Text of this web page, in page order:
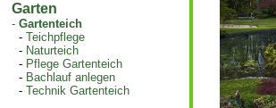
Garten
- Gartenteich
-Teichpflege
- Naturteich
- Pflege Gartenteich
- Bachlauf anlegen
-Technik Gartenteich